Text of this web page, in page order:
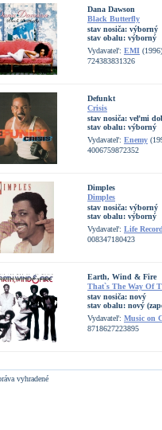
Dana Dawson
Black Butterfly
stav nosiča: výborný
stav obalu: výborný
Vydavateľ: EMI (1996)
724383831326
Defunkt
Crisis
stav nosiča: veľmi
stav obalu: výborný
Vydavateľ: Enemy
4006759872352
Dimples
Dimples
stav nosiča: výborný
stav obalu: výborný
Vydavateľ: Life
008347180423
Earth, Wind & Fire
That`s The Way Of
stav nosiča: nový
stav obalu: nový
Vydavateľ: Music on
8718627223895
vyhradené